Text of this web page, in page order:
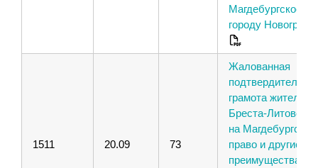
Магдебургское
городу
1511 20.09 73
Жалованная
грамота жителям
Бреста-
на Магдебургское
право и другие
преимущества и